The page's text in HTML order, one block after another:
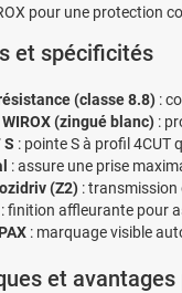
pour une protection
et spécificités
(classe 8.8) :
(zingué blanc) :
S : pointe S à profil 4CUT
: assure une prise
(Z2) : transmission
: finition affleurante pour
: marquage visible
et avantages